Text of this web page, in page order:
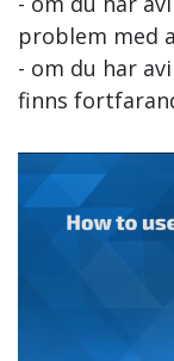
problem med
- om du har
finns